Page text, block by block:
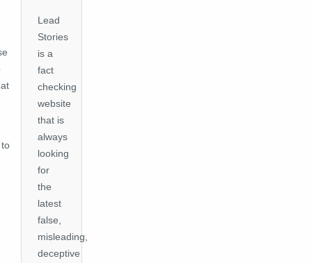
Lead
Stories
is a
fact
checking
website
that is
always
looking
for
the
latest
false,
misleading,
deceptive